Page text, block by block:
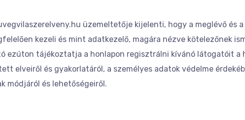
üzemeltetője kijelenti, hogy a meglévő és
kezeli és mint adatkezelő, magára nézve kötelezőnek
ezúton tájékoztatja a honlapon regisztrálni kívánó látogatóit a
elveiről és gyakorlatáról, a személyes adatok védelme
módjáról és lehetőségeiről.